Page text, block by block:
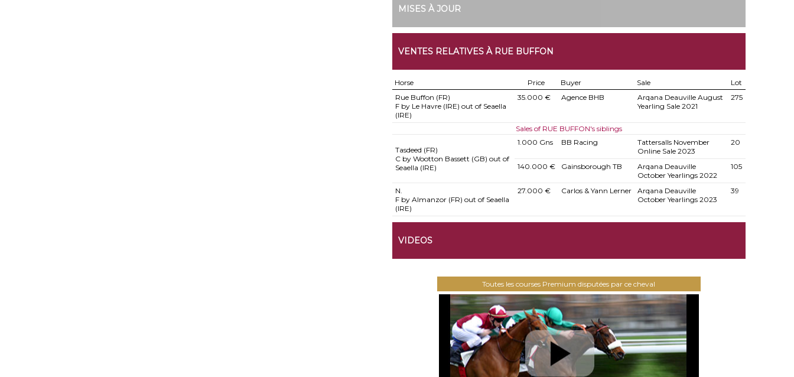
MISES À JOUR
VENTES RELATIVES À RUE BUFFON
Horse Price Buyer Sale
Lot
Rue Buffon (FR)
F by Le Havre (IRE) out of Seaella
(IRE)
35.000 € Agence BHB
Arqana Deauville August
Yearling Sale 2021
275
Sales of RUE BUFFON's siblings
Tasdeed (FR)
C by Wootton Bassett (GB) out of
Seaella (IRE)
1.000 Gns BB Racing
Tattersalls November
Online Sale 2023
20
140.000 € Gainsborough TB
Arqana Deauville
October Yearlings 2022
105
N.
F by Almanzor (FR) out of Seaella
(IRE)
27.000 € Carlos & Yann Lerner
Arqana Deauville
October Yearlings 2023
39
VIDEOS
Toutes les courses Premium disputées par ce cheval